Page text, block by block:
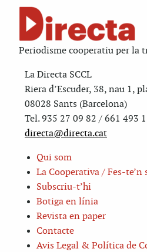
Periodisme cooperatiu per la
La Directa SCCL
Riera d’Escuder, 38, nau 1,
08028 Sants (Barcelona)
Tel. 935 27 09 82 / 661 493
directa@directa.cat
Qui som
La Cooperativa / Fes-te’n
Subscriu-t’hi
Botiga en línia
Revista en paper
Contacte
Avis Legal & Política de